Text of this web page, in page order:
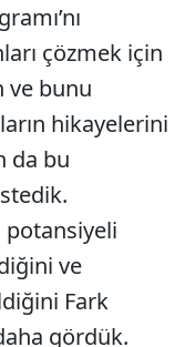
çözmek için
ve bunu
hikayelerini
da bu
potansiyeli
ve
Fark
gördük.